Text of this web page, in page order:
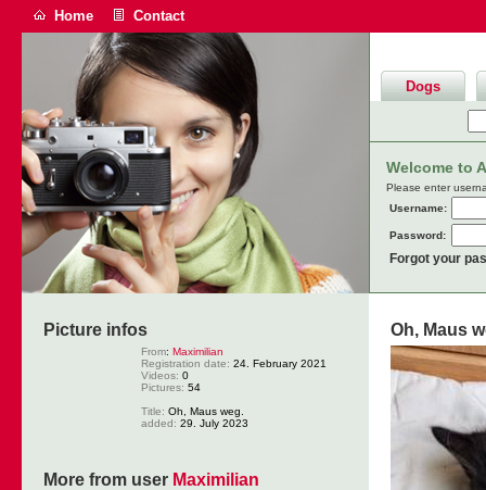
Home Contact
Dogs
Welcome to
Please enter
Username:
Password:
Forgot your
Picture infos
From: Maximilian
Registration date: 24. February 2021
Videos: 0
Pictures: 54
Title: Oh, Maus weg.
added: 29. July 2023
More from user Maximilian
Oh, Maus